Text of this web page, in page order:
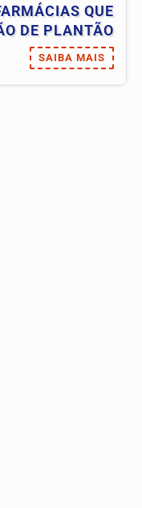
QUE
DE PLANTÃO
SAIBA MAIS